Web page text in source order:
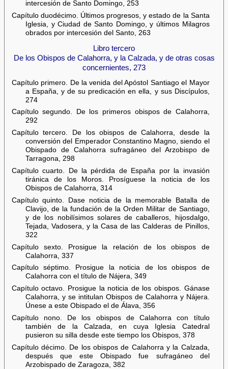
intercesión de Santo Domingo, 253
Capítulo duodécimo. Últimos progresos, y estado de la Santa
Iglesia, y Ciudad de Santo Domingo, y últimos Milagros
obrados por intercesión del Santo, 263
Libro tercero
De los Obispos de Calahorra, y la Calzada, y de otras cosas
concernientes, 273
Capítulo primero. De la venida del Apóstol Santiago el Mayor
a España, y de su predicación en ella, y sus Discípulos,
274
Capítulo segundo. De los primeros obispos de Calahorra,
292
Capítulo tercero. De los obispos de Calahorra, desde la
conversión del Emperador Constantino Magno, siendo el
Obispado de Calahorra sufragáneo del Arzobispo de
Tarragona, 298
Capítulo cuarto. De la pérdida de España por la invasión
tiránica de los Moros. Prosíguese la noticia de los
Obispos de Calahorra, 314
Capítulo quinto. Dase noticia de la memorable Batalla de
Clavijo, de la fundación de la Orden Militar de Santiago,
y de los nobilísimos solares de caballeros, hijosdalgo,
Tejada, Vadosera, y la Casa de las Calderas de Pinillos,
322
Capítulo sexto. Prosigue la relación de los obispos de
Calahorra, 337
Capítulo séptimo. Prosigue la noticia de los obispos de
Calahorra con el título de Nájera, 349
Capítulo octavo. Prosigue la noticia de los obispos. Gánase
Calahorra, y se intitulan Obispos de Calahorra y Nájera.
Únese a este Obispado el de Álava, 356
Capítulo nono. De los obispos de Calahorra con título
también de la Calzada, en cuya Iglesia Catedral
pusieron su silla desde este tiempo los Obispos, 378
Capítulo décimo. De los obispos de Calahorra y la Calzada,
después que este Obispado fue sufragáneo del
Arzobispado de Zaragoza, 382